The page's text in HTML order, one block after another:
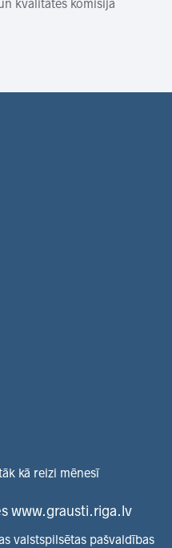
kvalitātes komisija
kā reizi mēnesī
www.grausti.riga.lv
valstspilsētas pašvaldības